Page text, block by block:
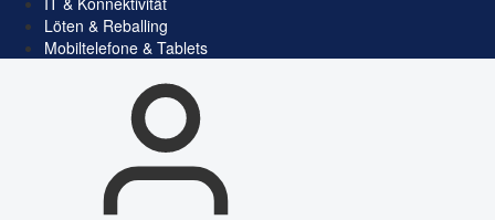
Löten & Reballing
Mobiltelefone & Tablets